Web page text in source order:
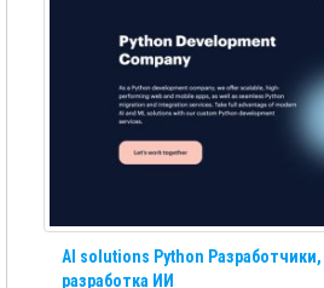
AI solutions Python Разработчики,
разработка ИИ